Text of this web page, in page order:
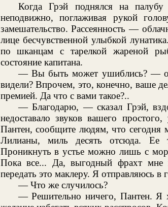
Когда Грэй поднялся на
неподвижно, поглаживая рукой
замешательство. Рассеянность —
лице бесчувственной улыбкой
по шканцам с тарелкой жареной
состояние капитана.
— Вы быть может ушиблись? —
видели? Впрочем, это, конечно, ваше
премией. Да что с вами такое?..
— Благодарю, — сказал Грэй,
недоставало звуков вашего
Пантен, сообщите людям, что сегодня
Лилианы, миль десять отсюда. Ее
Проникнуть в устье можно лишь с
Пока все... Да, выгодный фрахт мне
передать это маклеру. Я отправляюсь в
— Что же случилось?
— Решительно ничего, Пантен. Я